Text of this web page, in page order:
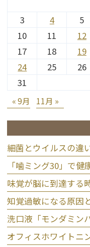
3
4 5
10
11 12
17
18 19
24
25 26
31
« 9月 11月 »
細菌とウイルスの違
「噛ミング30」で健
味覚が脳に到達する
知覚過敏になる原因
洗口液「モンダミン